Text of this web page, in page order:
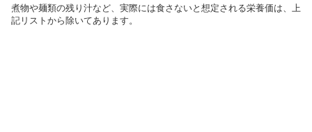
煮物や麺類の残り汁など、実際には食さないと想定される栄養価は、上
記リストから除いてあります。